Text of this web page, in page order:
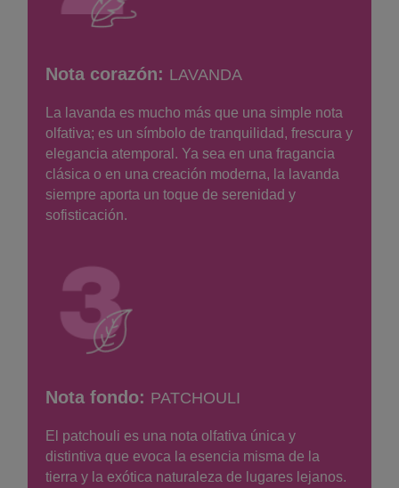
Nota corazón: LAVANDA
La lavanda es mucho más que una simple nota
olfativa; es un símbolo de tranquilidad, frescura y
elegancia atemporal. Ya sea en una fragancia
clásica o en una creación moderna, la lavanda
siempre aporta un toque de serenidad y
sofisticación.
Nota fondo: PATCHOULI
El patchouli es una nota olfativa única y
distintiva que evoca la esencia misma de la
tierra y la exótica naturaleza de lugares lejanos.